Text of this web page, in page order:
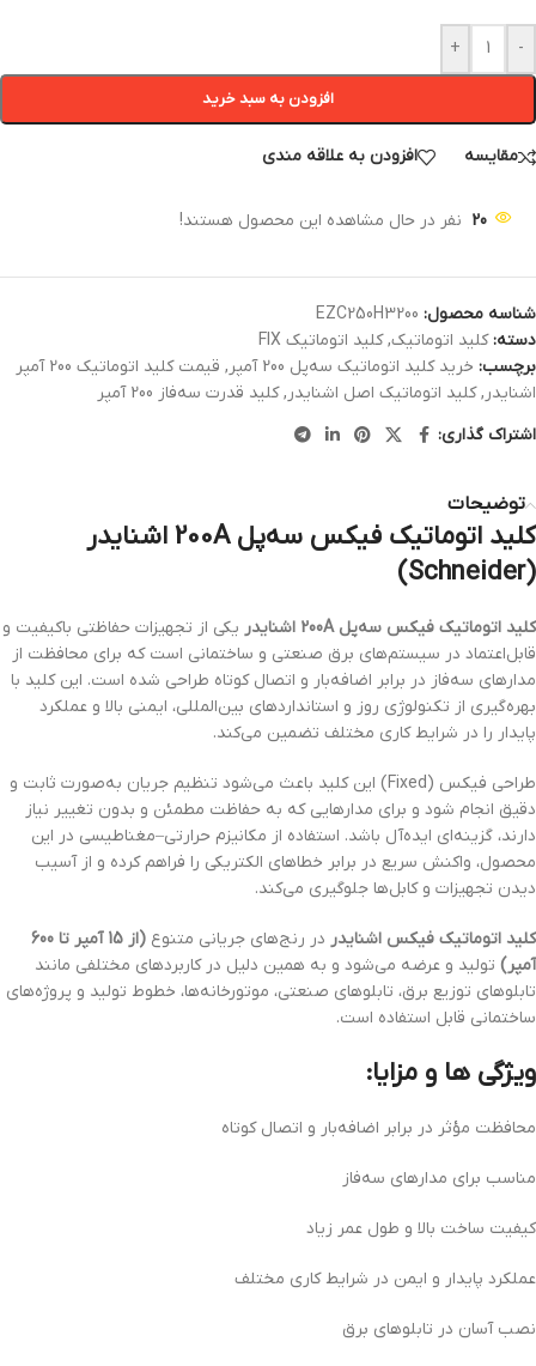
-
+
افزودن به سبد خرید
مقایسه افزودن به علاقه مندی
20 نفر در حال مشاهده این محصول هستند!
شناسه محصول: EZC250H3200
دسته: کلید اتوماتیک, کلید اتوماتیک FIX
برچسب: خرید کلید اتوماتیک سه‌پل 200 آمپر ,
قیمت کلید اتوماتیک 200 آمپر
اشنایدر, کلید اتوماتیک اصل اشنایدر, کلید قدرت سه‌فاز 200 آمپر
اشتراک گذاری:
توضیحات
کلید اتوماتیک فیکس سه‌پل 200A اشنایدر
(Schneider)
کلید اتوماتیک فیکس سه‌پل 200A اشنایدر
یکی از تجهیزات حفاظتی باکیفیت و
قابل‌اعتماد در سیستم‌های برق صنعتی و ساختمانی است که برای محافظت از
مدارهای سه‌فاز در برابر اضافه‌بار و اتصال کوتاه طراحی شده است. این کلید با
بهره‌گیری از تکنولوژی روز و استانداردهای بین‌المللی، ایمنی بالا و عملکرد
پایدار را در شرایط کاری مختلف تضمین می‌کند.
طراحی فیکس (Fixed) این کلید باعث می‌شود تنظیم جریان به‌صورت ثابت و
دقیق انجام شود و برای مدارهایی که به حفاظت مطمئن و بدون تغییر نیاز
دارند، گزینه‌ای ایده‌آل باشد. استفاده از مکانیزم حرارتی–مغناطیسی در این
محصول، واکنش سریع در برابر خطاهای الکتریکی را فراهم کرده و از آسیب
دیدن تجهیزات و کابل‌ها جلوگیری می‌کند.
کلید اتوماتیک فیکس اشنایدر در رنج‌های جریانی متنوع
(از 15 آمپر تا 600
آمپر) تولید و عرضه می‌شود و به همین دلیل در کاربردهای مختلفی مانند
تابلوهای توزیع برق، تابلوهای صنعتی، موتورخانه‌ها، خطوط تولید و پروژه‌های
ساختمانی قابل استفاده است.
ویژگی‌ ها و مزایا:
محافظت مؤثر در برابر اضافه‌بار و اتصال کوتاه
مناسب برای مدارهای سه‌فاز
کیفیت ساخت بالا و طول عمر زیاد
عملکرد پایدار و ایمن در شرایط کاری مختلف
نصب آسان در تابلوهای برق